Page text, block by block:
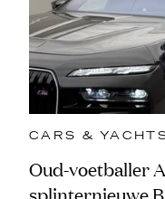
CARS &
Oud-voetballer